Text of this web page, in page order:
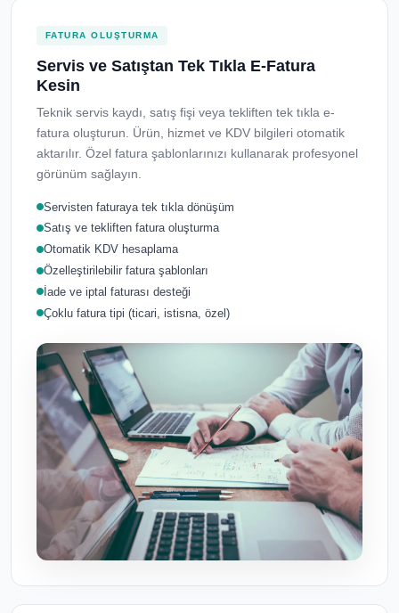
FATURA OLUŞTURMA
Servis ve Satıştan Tek Tıkla E-Fatura
Kesin
Teknik servis kaydı, satış fişi veya tekliften tek tıkla e-
fatura oluşturun. Ürün, hizmet ve KDV bilgileri otomatik
aktarılır. Özel fatura şablonlarınızı kullanarak profesyonel
görünüm sağlayın.
Servisten faturaya tek tıkla dönüşüm
Satış ve tekliften fatura oluşturma
Otomatik KDV hesaplama
Özelleştirilebilir fatura şablonları
İade ve iptal faturası desteği
Çoklu fatura tipi (ticari, istisna, özel)